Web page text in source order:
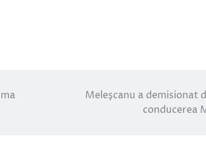
Meleşcanu a demisionat
conducerea